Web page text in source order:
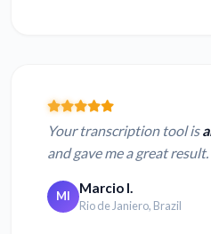
Your transcription tool is
and gave me a great result.
MI Marcio I.
Rio de Janiero, Brazil